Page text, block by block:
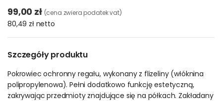
99,00 zł (cena zwiera podatek vat)
80,49 zł netto
Szczegóły produktu
Pokrowiec ochronny regału, wykonany z flizeliny (włóknina
polipropylenowa). Pełni dodatkowo funkcję estetyczną,
zakrywając przedmioty znajdujące się na półkach. Zakładany